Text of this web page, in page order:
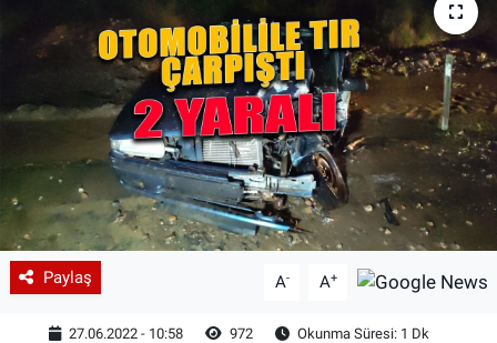
Paylaş A- A+
27.06.2022 - 10:58 972 Okunma Süresi: 1 Dk